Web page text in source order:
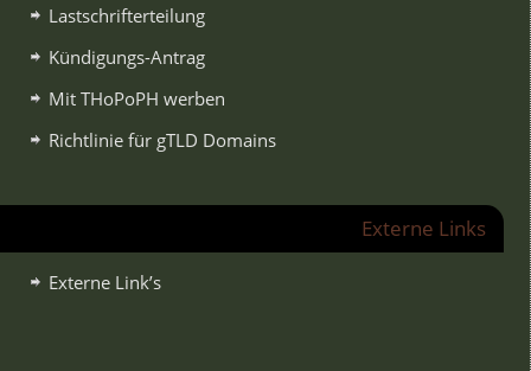
Lastschrifterteilung
Kündigungs-Antrag
Mit THoPoPH werben
Richtlinie für gTLD Domains
Externe Links
Externe Link’s